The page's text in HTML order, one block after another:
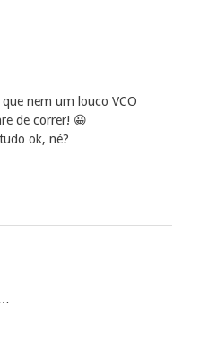
nem um louco VCO
de correr! 😀
ok, né?